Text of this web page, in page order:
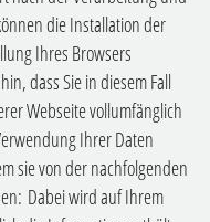
die Installation der
Ihres Browsers
dass Sie in diesem Fall
Webseite vollumfänglich
Ihrer Daten
sie von der nachfolgenden
Dabei wird auf Ihrem